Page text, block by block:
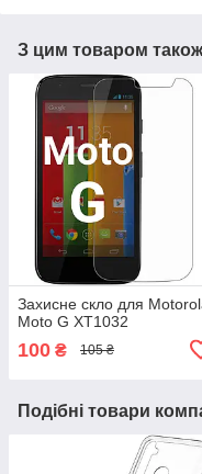
З цим товаром
Захисне скло для
Moto G XT1032
100 ₴ 105 ₴
Подібні товари